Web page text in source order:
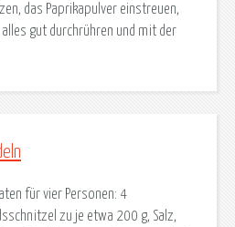
das Paprikapulver einstreuen,
alles gut durchrühren und mit der
für vier Personen: 4
zu je etwa 200 g, Salz,